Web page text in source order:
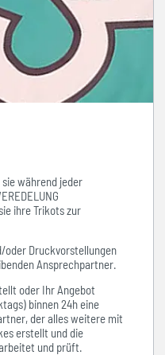
während jeder
ihre Trikots zur
Druckvorstellungen
Ansprechpartner.
oder Ihr Angebot
binnen 24h eine
der alles weitere mit
erstellt und die
und prüft.